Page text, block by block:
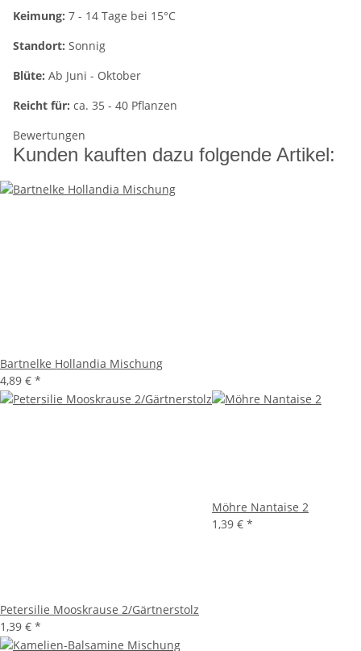
Keimung: 7 - 14 Tage bei 15°C
Standort: Sonnig
Blüte: Ab Juni - Oktober
Reicht für: ca. 35 - 40 Pflanzen
Bewertungen
Kunden kauften dazu folgende Artikel:
Bartnelke Hollandia Mischung
4,89 € *
Petersilie Mooskrause 2/Gärtnerstolz
1,39 € *
Möhre Nantaise 2
1,39 € *